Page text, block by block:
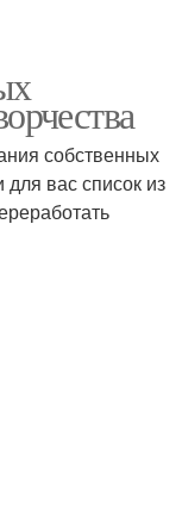
собственных
вас список из